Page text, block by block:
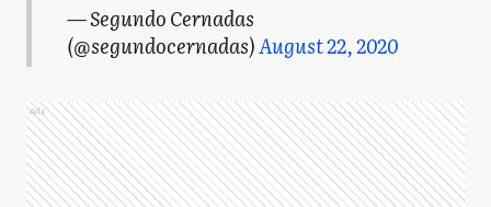
— Segundo Cernadas
(@segundocernadas)August 22, 2020
Ads